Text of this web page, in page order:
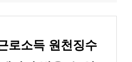
로소득 원천징수